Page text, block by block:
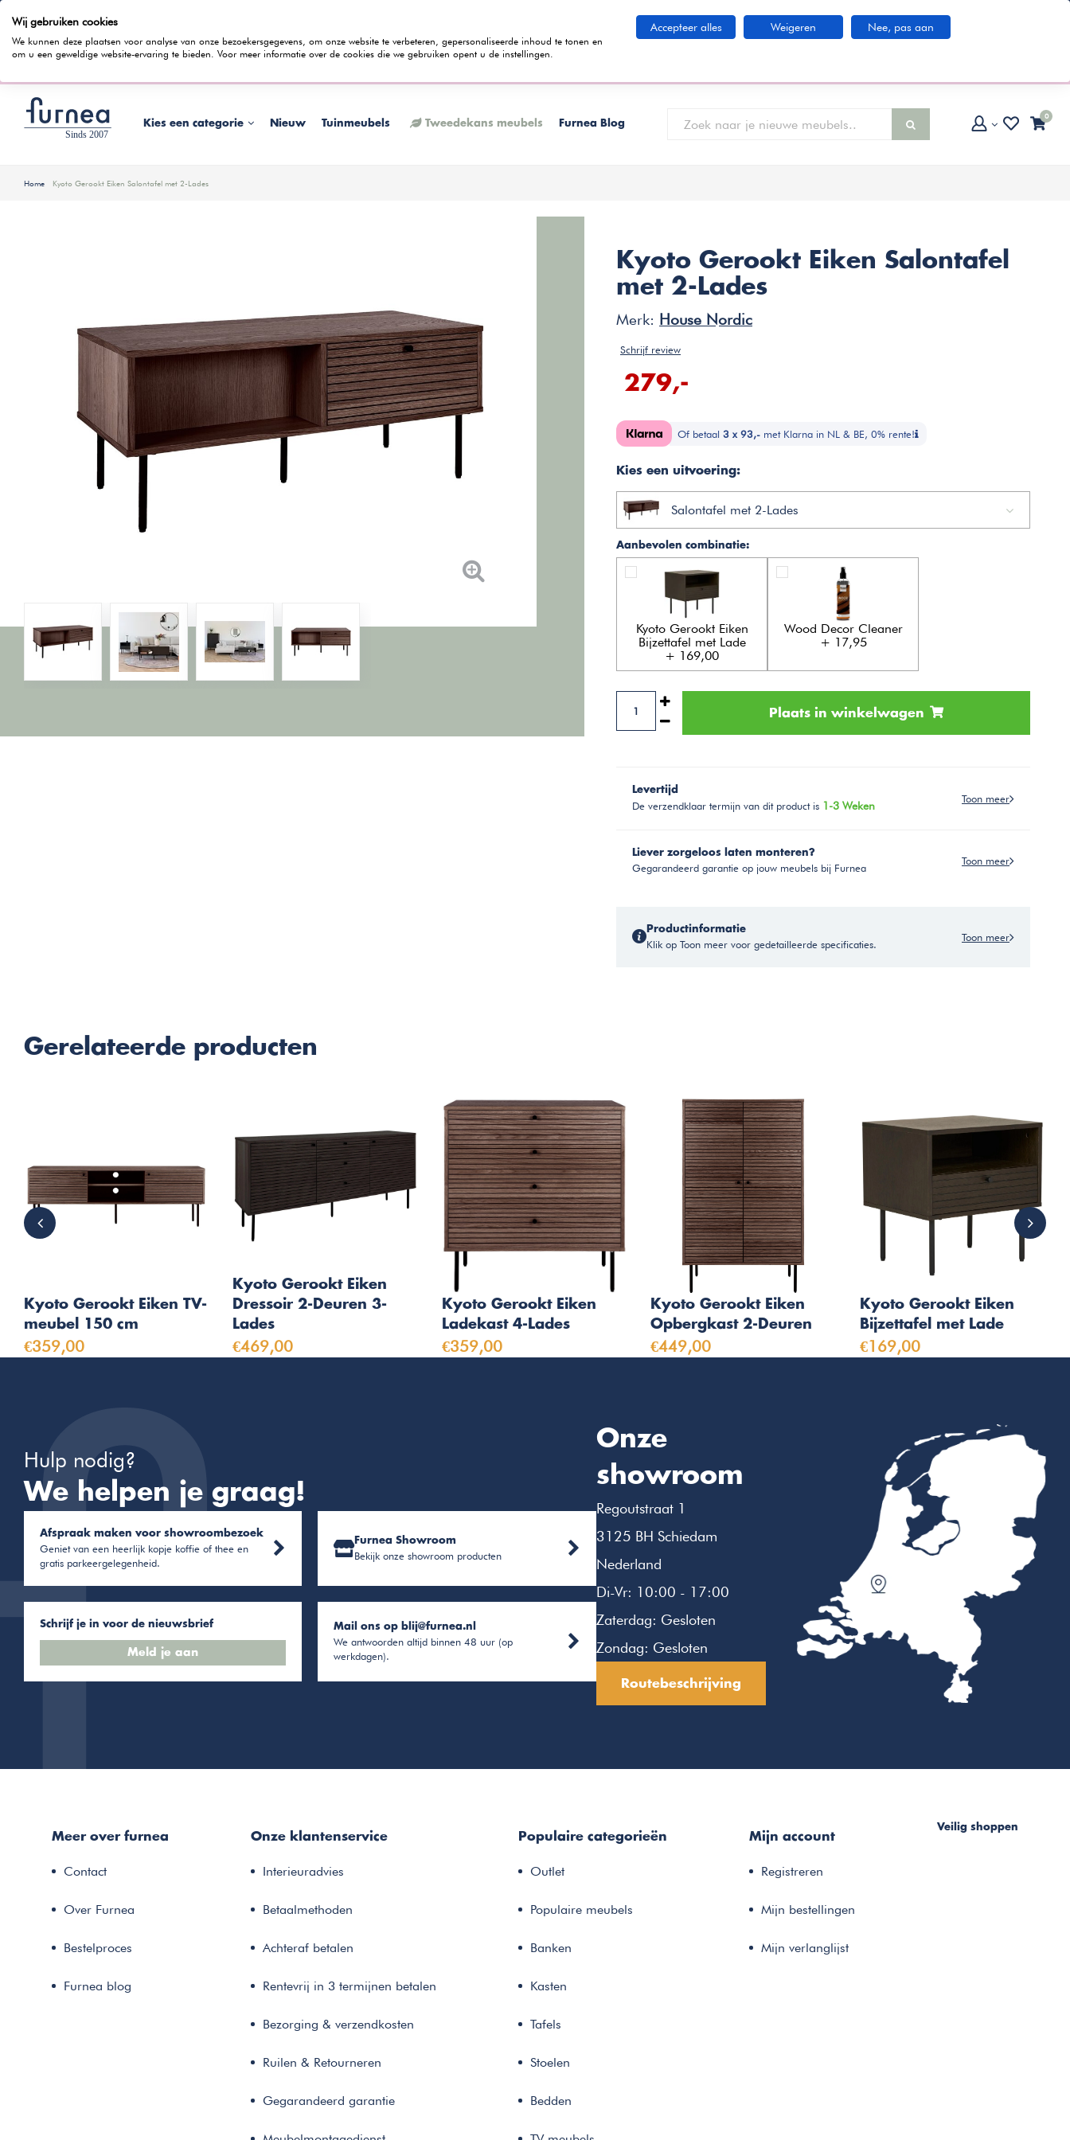
100 dagen bedenktijd
Wist je dat je ook in termijnen kunt betalen? Tijdens het bestelproces kun je kiezen voor de
Kies een categorie Nieuw Tuinmeubels Tweedekans meubels Furnea Blog
0
Home Kyoto Gerookt Eiken Salontafel met 2-Lades
Kyoto Gerookt Eiken Salontafel
met 2-Lades
Merk: House Nordic
Schrijf review
279,-
Of betaal 3 x 93,- met Klarna in NL & BE, 0% rente!
Kies een uitvoering:
Salontafel met 2-Lades
Aanbevolen combinatie:
Kyoto Gerookt Eiken
Bijzettafel met Lade
+ 169,00
Wood Decor Cleaner
+ 17,95
Plaats in winkelwagen
Levertijd
De verzendklaar termijn van dit product is 1-3 Weken
Toon meer
Liever zorgeloos laten monteren?
Gegarandeerd garantie op jouw meubels bij Furnea
Toon meer
Productinformatie
Klik op Toon meer voor gedetailleerde specificaties.
Toon meer
Gerelateerde producten
Kyoto Gerookt Eiken TV-
meubel 150 cm
€359,00
Kyoto Gerookt Eiken
Dressoir 2-Deuren 3-
Lades
€469,00
Kyoto Gerookt Eiken
Ladekast 4-Lades
€359,00
Kyoto Gerookt Eiken
Opbergkast 2-Deuren
€449,00
Kyoto Gerookt Eiken
Bijzettafel met Lade
€169,00
Hulp nodig?
We helpen je graag!
Afspraak maken voor showroombezoek
Geniet van een heerlijk kopje koffie of thee en
gratis parkeergelegenheid.
Furnea Showroom
Bekijk onze showroom producten
Schrijf je in voor de nieuwsbrief
Meld je aan
Mail ons op blij@furnea.nl
We antwoorden altijd binnen 48 uur (op
werkdagen).
Onze
showroom
Regoutstraat 1
3125 BH Schiedam
Nederland
Di-Vr: 10:00 - 17:00
Zaterdag: Gesloten
Zondag: Gesloten
Routebeschrijving
Meer over furnea
Contact
Over Furnea
Bestelproces
Furnea blog
Onze klantenservice
Interieuradvies
Betaalmethoden
Achteraf betalen
Rentevrij in 3 termijnen betalen
Bezorging & verzendkosten
Ruilen & Retourneren
Gegarandeerd garantie
Populaire categorieën
Outlet
Populaire meubels
Banken
Kasten
Tafels
Stoelen
Bedden
Mijn account
Registreren
Mijn bestellingen
Mijn verlanglijst
Veilig shoppen
Wij gebruiken cookies
We kunnen deze plaatsen voor analyse van onze bezoekersgegevens, om onze website te verbeteren, gepersonaliseerde inhoud te tonen en
om u een geweldige website-ervaring te bieden. Voor meer informatie over de cookies die we gebruiken opent u de instellingen.
Accepteer alles Weigeren Nee, pas aan